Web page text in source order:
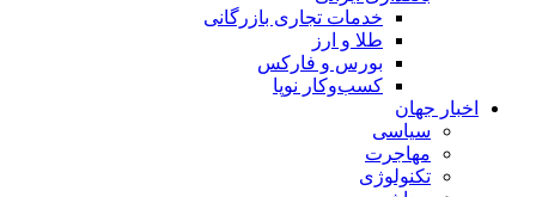
خدمات تجاری بازرگانی
طلا و ارز
بورس و فارکس
کسب‌وکار نوپا
اخبار جهان
سیاسی
مهاجرت
تکنولوژی